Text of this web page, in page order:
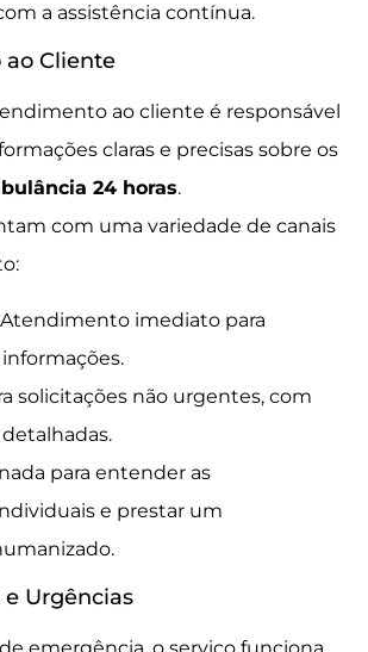
a assistência contínua.
Cliente
ao cliente é responsável
claras e precisas sobre os
24 horas.
com uma variedade de canais
Atendimento imediato para
solicitações não urgentes, com
para entender as
e prestar um
Urgências